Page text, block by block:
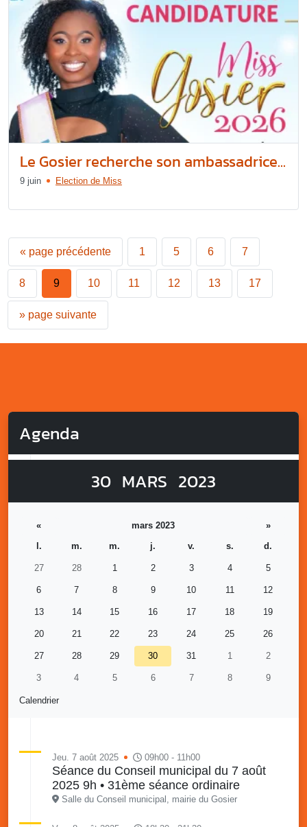
Le Gosier recherche son ambassadrice...
9 juin Election de Miss
« page précédente 1 5 6 7
8 9 10 11 12 13 17
» page suivante
Agenda
30 MARS 2023
Calendrier
« mars 2023
»
l.
m. m. j. v. s. d.
27 28 1 2 3 4 5
6 7 8 9 10 11 12
13 14 15 16 17 18 19
20 21 22 23 24 25 26
27 28 29 30 31 1 2
3 4 5 6 7 8 9
Jeu. 7 août 2025 09h00 - 11h00
Séance du Conseil municipal du 7 août
2025 9h • 31ème séance ordinaire
Salle du Conseil municipal, mairie du Gosier